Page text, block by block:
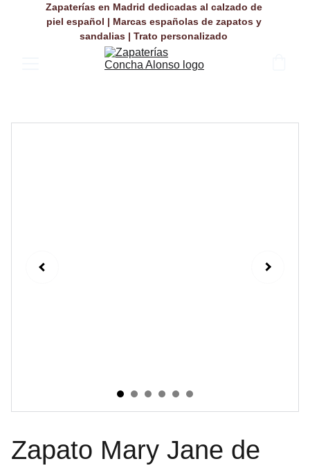
Zapaterías en Madrid dedicadas al calzado de
piel español | Marcas españolas de zapatos y
sandalias | Trato personalizado
Zapato Mary Jane de